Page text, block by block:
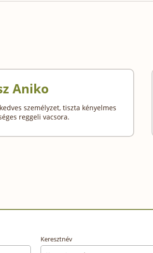
Aniko
személyzet, tiszta kényelmes
reggeli vacsora.
Keresztnév